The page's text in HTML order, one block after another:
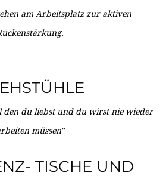
am Arbeitsplatz zur aktiven
den du liebst und du wirst nie wieder
müssen"
TISCHE UND